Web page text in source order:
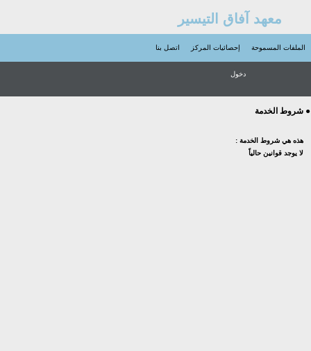
معهد آفاق التيسير
الملفات المسموحة إحصائيات المركز اتصل بنا
دخول
● شروط الخدمة
هذه هي شروط الخدمة :
لا يوجد قوانين حالياً